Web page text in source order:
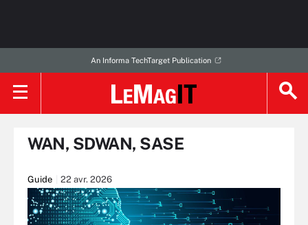
An Informa TechTarget Publication
WAN, SDWAN, SASE
Guide 22 avr. 2026